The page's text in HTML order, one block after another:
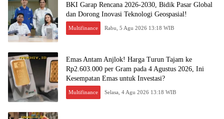
BKI Garap Rencana 2026-2030, Bidik Pasar Global
dan Dorong Inovasi Teknologi Geospasial!
Multifinance Rabu, 5 Agu 2026 13:18 WIB
Emas Antam Anjlok! Harga Turun Tajam ke
Rp2.603.000 per Gram pada 4 Agustus 2026, Ini
Kesempatan Emas untuk Investasi?
Multifinance Selasa, 4 Agu 2026 13:18 WIB